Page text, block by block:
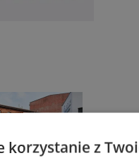
korzystanie z